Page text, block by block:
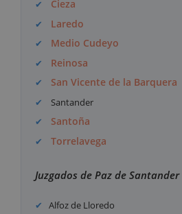
Cieza
Laredo
Medio Cudeyo
Reinosa
San Vicente de la Barquera
Santander
Santoña
Torrelavega
Juzgados de Paz de Santander
Alfoz de Lloredo